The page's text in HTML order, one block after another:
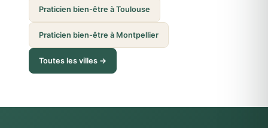
Praticien bien-être à Toulouse
Praticien bien-être à Montpellier
Toutes les villes →